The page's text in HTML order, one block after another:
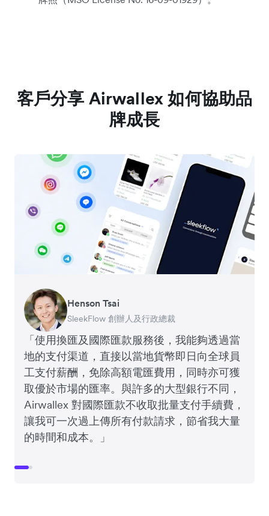
客戶分享 Airwallex 如何協助品
牌成長
「使用換匯及國際匯款服務後，我能夠透過當
地的支付渠道，直接以當地貨幣即日向全球員
工支付薪酬，免除高額電匯費用，同時亦可獲
取優於市場的匯率。與許多的大型銀行不同，
Airwallex 對國際匯款不收取批量支付手續費，
讓我可一次過上傳所有付款請求，節省我大量
的時間和成本。」
Henson Tsai
SleekFlow 創辦人及行政總裁
Tomy Wu
MyiCellar 共同創辦人